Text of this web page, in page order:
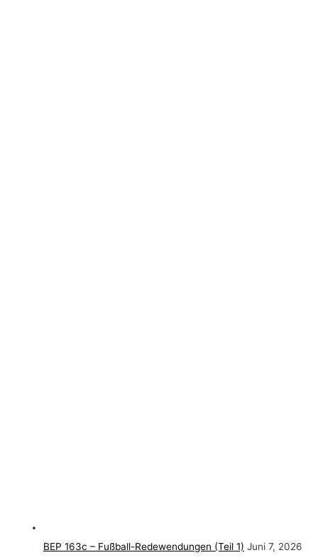
BEP 163c – Fußball-Redewendungen (Teil 1) Juni 7, 2026